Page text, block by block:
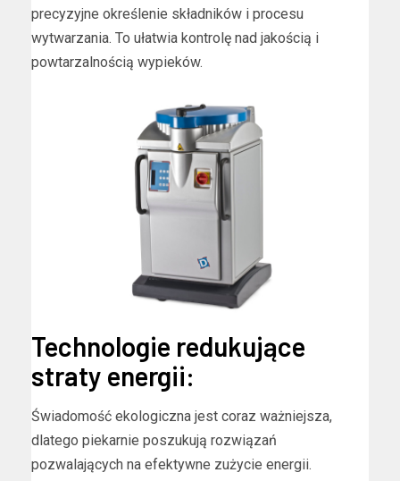
precyzyjne określenie składników i procesu
wytwarzania. To ułatwia kontrolę nad jakością i
powtarzalnością wypieków.
Technologie redukujące
straty energii:
Świadomość ekologiczna jest coraz ważniejsza,
dlatego piekarnie poszukują rozwiązań
pozwalających na efektywne zużycie energii.